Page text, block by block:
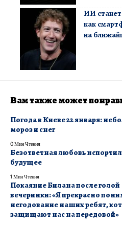
ИИ
как
на
Вам также может
Погода в Киеве 22 января:
мороз и снег
0 Мин Чтения
Безответная любовь
будущее
1 Мин Чтения
Покаяние Билана после голой
вечеринки: «Я прекрасно
негодование наших ребят,
защищают нас на передовой»